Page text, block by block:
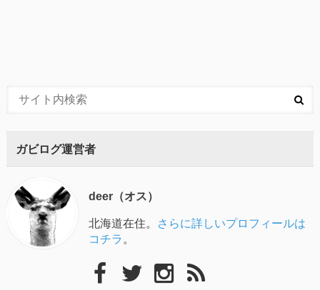
ガビログ運営者
deer（オス）
北海道在住。
さらに詳しいプロフィールは
コチラ 。